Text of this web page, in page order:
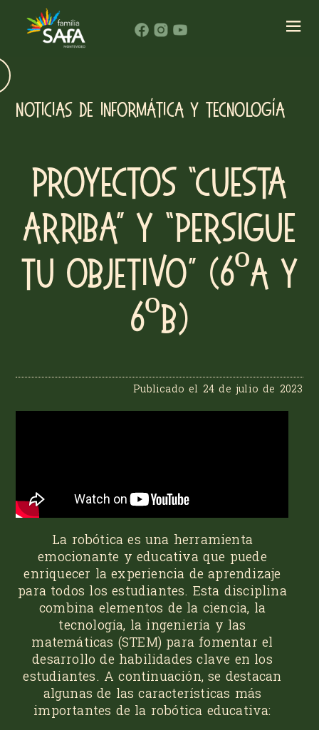
Noticias de Informática y Tecnología
Proyectos “Cuesta
arriba” y “Persigue
tu objetivo” (6ºA y
6ºB)
Publicado el 24 de julio de 2023
La robótica es una herramienta
emocionante y educativa que puede
enriquecer la experiencia de aprendizaje
para todos los estudiantes. Esta disciplina
combina elementos de la ciencia, la
tecnología, la ingeniería y las
matemáticas (STEM) para fomentar el
desarrollo de habilidades clave en los
estudiantes. A continuación, se destacan
algunas de las características más
importantes de la robótica educativa: